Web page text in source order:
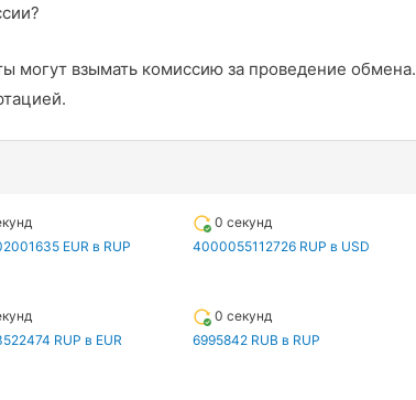
могут взымать комиссию за проведение обмена.
EUR в RUP
0 секунд
4000055112726 RUP в USD
RUP в EUR
0 секунд
6995842 RUB в RUP